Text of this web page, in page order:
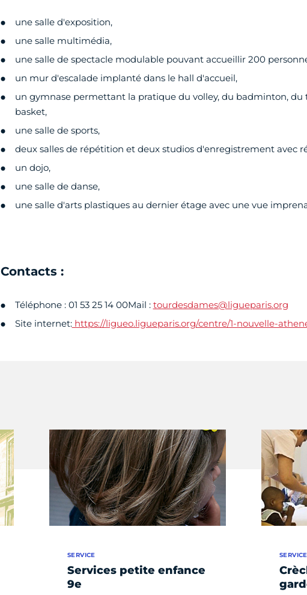
une salle d'exposition,
une salle multimédia,
une salle de spectacle modulable pouvant accueillir 200
un mur d'escalade implanté dans le hall d'accueil,
un gymnase permettant la pratique du volley, du badminton, du
basket,
une salle de sports,
deux salles de répétition et deux studios d'enregistrement avec
un dojo,
une salle de danse,
une salle d'arts plastiques au dernier étage avec une vue
Contacts :
Téléphone : 01 53 25 14 00Mail : tourdesdames@ligueparis.org
Site internet:https://ligueo.ligueparis.org/centre/1-nouvelle-
Services petite enfance
9e
SERVICE SERVICE